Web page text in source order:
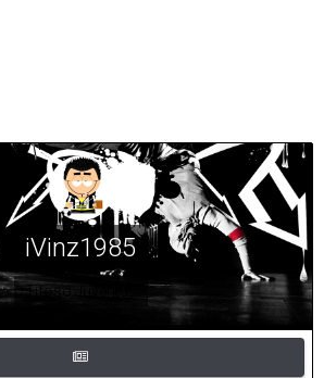
iVinz1985
Tifoso Juventus